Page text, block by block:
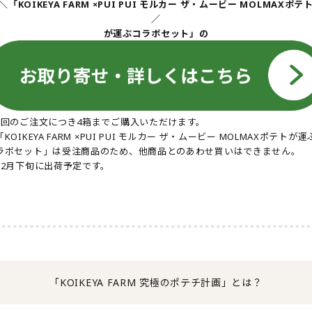
「KOIKEYA FARM ×PUI PUI モルカー ザ・ムービー MOLMAXポテ
／
が運ぶコラボセット」の
のご注文につき4箱までご購入いただけます。
FARM ×PUI PUI モルカー ザ・ムービー MOLMAXポテトが運
ボセット」は受注商品のため、他商品とのあわせ買いはできません。
下旬に出荷予定です。
「KOIKEYA FARM 究極のポテチ計画」とは？